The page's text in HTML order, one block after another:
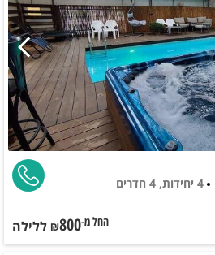
4 יחידות, 4 חדרים
החל מ-₪800 ללילה